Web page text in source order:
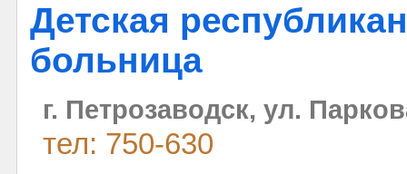
Детская
больница
г. Петрозаводск, ул.
тел: 750-630